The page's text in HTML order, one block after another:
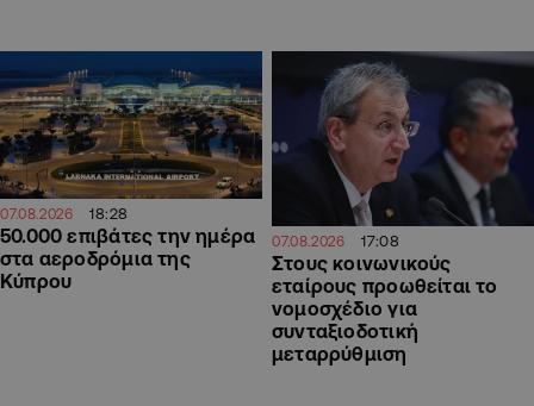
07.08.2026 18:28
50.000 επιβάτες την ημέρα
στα αεροδρόμια της
Κύπρου
07.08.2026 17:08
Στους κοινωνικούς
εταίρους προωθείται το
νομοσχέδιο για
συνταξιοδοτική
μεταρρύθμιση